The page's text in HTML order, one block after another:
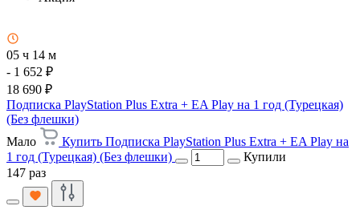
05 ч 14 м
- 1 652 ₽
18 690 ₽
Подписка PlayStation Plus Extra + EA Play на 1 год (Турецкая)
(Без флешки)
Мало
Купить Подписка PlayStation Plus Extra + EA Play на
1 год (Турецкая) (Без флешки)
Купили
147 раз